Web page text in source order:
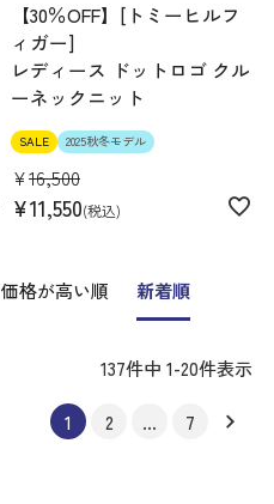
【30％OFF】[トミーヒルフ
ィガー]
レディース ドットロゴ クル
ーネックニット
SALE 2025秋冬モデル
¥16,500
¥11,550 税込
価格が高い順 新着順
137件中 1-20件表示
1 2 … 7